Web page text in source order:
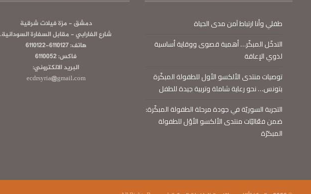
طفلي وأنا ارتباط آمن مدى الحياة
التدخّل المبكّر… أهمية قصوى ووقاية أساسية
لذوي الإعاقة
توصيات منتدى الألكسو الأول للطفولة المبكّرة
بتونس… نحو رعاية شاملة وتربية جيدة للطفل
التجربة السوريّة في جودة مرحلة الطفولة المبكّرة:
ضمن فعّاليّات منتدى الألكسو الأوّل للطفولة
المبكرّة
دمشق - مزة فيلات شرقية
شارع الفارابي - مقابل السفارة السودانية.
هاتف: 6110127-6110122
فاكس: 6110052
البريد الالكتروني:
ecdrsyria@gmail.com